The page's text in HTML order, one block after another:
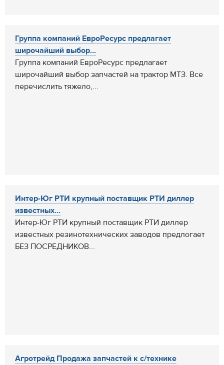
Группа компаний ЕвроРесурс предлагает
широчайший выбор...
Группа компаний ЕвроРесурс предлагает
широчайший выбор запчастей на трактор МТЗ. Все
перечислить тяжело,...
Интер-Юг РТИ крупный поставщик РТИ диллер
известных...
Интер-Юг РТИ крупный поставщик РТИ диллер
известных резинотехнических заводов предлогает
БЕЗ ПОСРЕДНИКОВ...
Агротрейд Продажа запчастей к с/технике